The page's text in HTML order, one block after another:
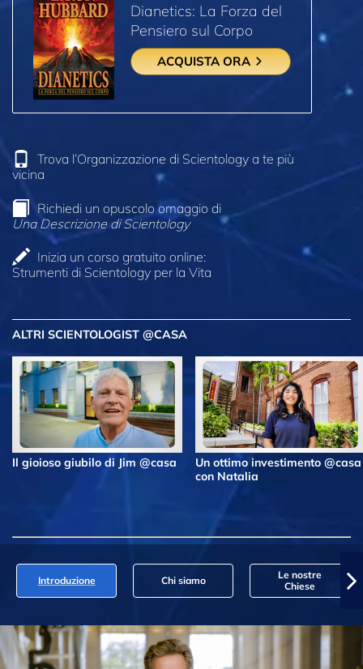
Dianetics: La Forza del
Pensiero sul Corpo
ACQUISTA ORA
Trova l’Organizzazione di Scientology a te più
vicina
Richiedi un opuscolo omaggio di
Una Descrizione di Scientology
Inizia un corso gratuito online:
Strumenti di Scientology per la Vita
ALTRI SCIENTOLOGIST @CASA
Il gioioso giubilo di Jim @casa
Un ottimo investimento @casa
con Natalia
Introduzione Chi siamo
Le nostre
Chiese